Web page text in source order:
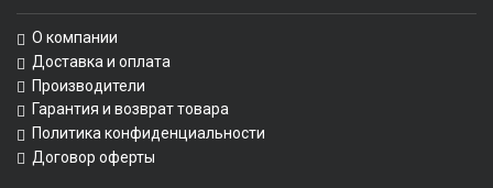
О компании
Доставка и оплата
Производители
Гарантия и возврат товара
Политика конфиденциальности
Договор оферты